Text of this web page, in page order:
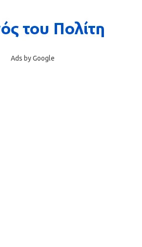
Ads by Google